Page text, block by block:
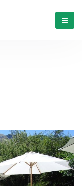
Menú